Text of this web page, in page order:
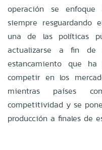
operación se
siempre resguardando
una de las políticas
actualizarse a fin
estancamiento que
competir en los
mientras países
competitividad y se
producción a finales de